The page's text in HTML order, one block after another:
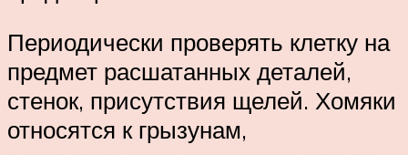
Периодически проверять клетку на
предмет расшатанных деталей,
стенок, присутствия щелей. Хомяки
относятся к грызунам,